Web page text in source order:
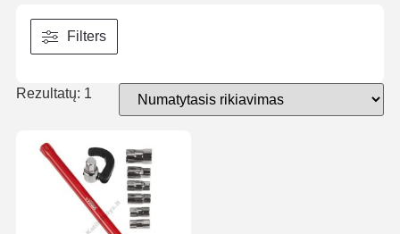
Filters
Rezultatų: 1